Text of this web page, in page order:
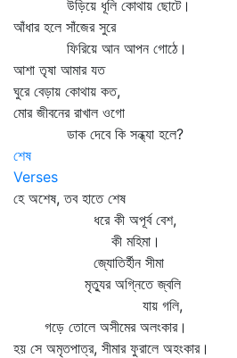
উড়িয়ে ধূলি কোথায় ছোটে।
আঁধার হলে সাঁজের সুরে
ফিরিয়ে আন আপন গোঠে।
আশা তৃষা আমার যত
ঘুরে বেড়ায় কোথায় কত,
মোর জীবনের রাখাল ওগো
ডাক দেবে কি সন্ধ্যা হলে?
শেষ
Verses
হে অশেষ, তব হাতে শেষ
ধরে কী অপূর্ব বেশ,
কী মহিমা।
জ্যোতির্হীন সীমা
মৃত্যুর অগ্নিতে জ্বলি
যায় গলি,
গড়ে তোলে অসীমের অলংকার।
হয় সে অমৃতপাত্র, সীমার ফুরালে অহংকার।